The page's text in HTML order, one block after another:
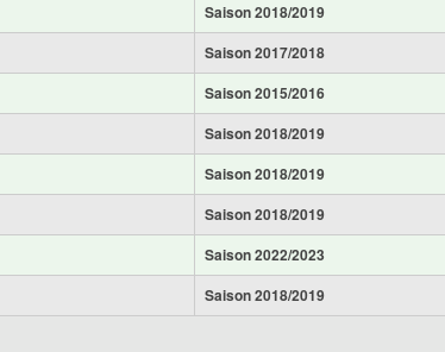
Saison 2018/2019
Saison 2017/2018
Saison 2015/2016
Saison 2018/2019
Saison 2018/2019
Saison 2018/2019
Saison 2022/2023
Saison 2018/2019